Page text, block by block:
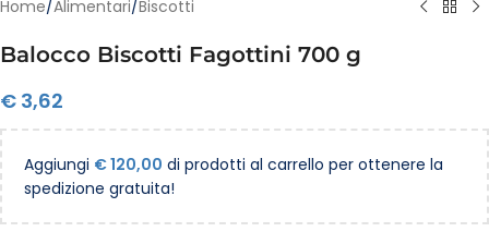
Home/Alimentari/Biscotti
Balocco Biscotti Fagottini 700 g
€ 3,62
Aggiungi €120,00 di prodotti al carrello per ottenere la
spedizione gratuita!